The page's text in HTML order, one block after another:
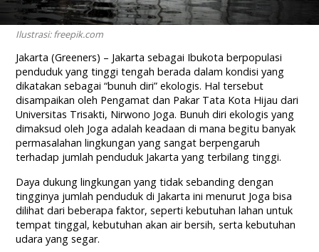
Ilustrasi: freepik.com
Jakarta (Greeners) – Jakarta sebagai Ibukota berpopulasi
penduduk yang tinggi tengah berada dalam kondisi yang
dikatakan sebagai “bunuh diri” ekologis. Hal tersebut
disampaikan oleh Pengamat dan Pakar Tata Kota Hijau dari
Universitas Trisakti, Nirwono Joga. Bunuh diri ekologis yang
dimaksud oleh Joga adalah keadaan di mana begitu banyak
permasalahan lingkungan yang sangat berpengaruh
terhadap jumlah penduduk Jakarta yang terbilang tinggi.
Daya dukung lingkungan yang tidak sebanding dengan
tingginya jumlah penduduk di Jakarta ini menurut Joga bisa
dilihat dari beberapa faktor, seperti kebutuhan lahan untuk
tempat tinggal, kebutuhan akan air bersih, serta kebutuhan
udara yang segar.